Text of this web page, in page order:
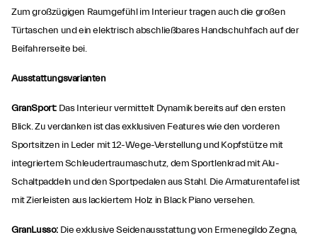
Zum großzügigen Raumgefühl im Interieur tragen auch die großen
Türtaschen und ein elektrisch abschließbares Handschuhfach auf der
Beifahrerseite bei.
Ausstattungsvarianten
GranSport: Das Interieur vermittelt Dynamik bereits auf den ersten
Blick. Zu verdanken ist das exklusiven Features wie den vorderen
Sportsitzen in Leder mit 12-Wege-Verstellung und Kopfstütze mit
integriertem Schleudertraumaschutz, dem Sportlenkrad mit Alu-
Schaltpaddeln und den Sportpedalen aus Stahl. Die Armaturentafel ist
mit Zierleisten aus lackiertem Holz in Black Piano versehen.
GranLusso: Die exklusive Seidenausstattung von Ermenegildo Zegna,